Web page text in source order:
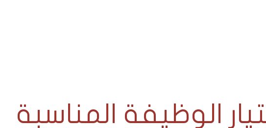
الوظيفة المناسبة